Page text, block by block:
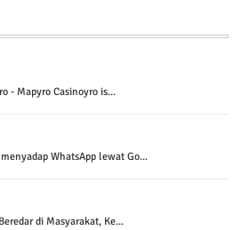
- Mapyro Casinoyro is...
WhatsApp lewat Go...
di Masyarakat, Ke...